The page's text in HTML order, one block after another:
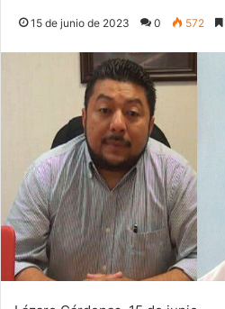
15 de junio de 2023 0 572